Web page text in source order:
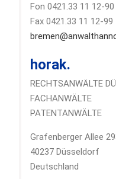
Fon 0421.33 11 12-90
Fax 0421.33 11 12-99
horak.
RECHTSANWÄLTE
FACHANWÄLTE
PATENTANWÄLTE
Grafenberger Allee
40237 Düsseldorf
Deutschland